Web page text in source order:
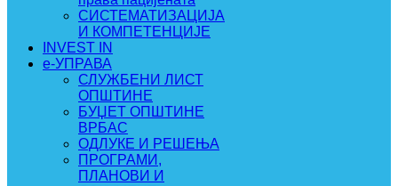
СИСТЕМАТИЗАЦИЈА
И КОМПЕТЕНЦИЈЕ
INVEST IN
e-УПРАВА
СЛУЖБЕНИ ЛИСТ
ОПШТИНЕ
БУЏЕТ ОПШТИНЕ
ВРБАС
ОДЛУКЕ И РЕШЕЊА
ПРОГРАМИ,
ПЛАНОВИ И